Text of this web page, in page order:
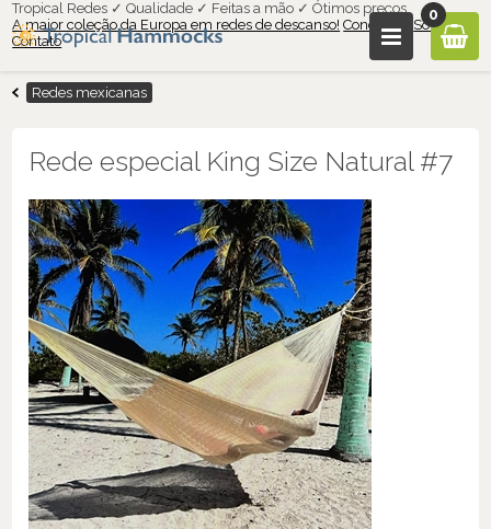
Tropical Redes ✓ Qualidade ✓ Feitas a mão ✓ Ótimos preços
A maior coleção da Europa em redes de descanso! Condições
Sobre nós
Contato
0
Redes mexicanas
Rede especial King Size Natural #7